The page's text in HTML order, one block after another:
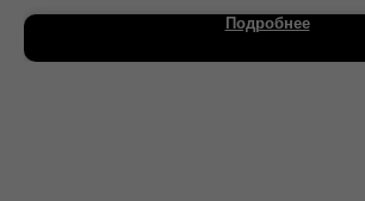
Подробнее
Каталог
Девочки
О нас